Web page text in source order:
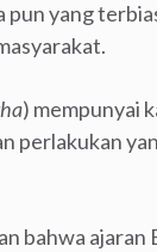
pun yang
) mempunyai
perlakukan
bahwa